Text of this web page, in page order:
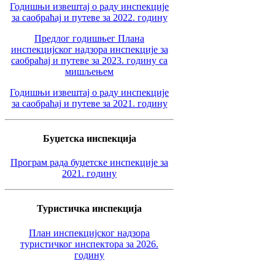
Годишњи извештај о раду инспекције
за саобраћај и путеве за 2022. годину
Предлог годишњег Плана
инспекцијског надзора инспекције за
саобраћај и путеве за 2023. годину са
мишљењем
Годишњи извештај о раду инспекције
за саобраћај и путеве за 2021. годину
Буџетска инспекција
Програм рада буџетске инспекције за
2021. годину
Туристичка инспекција
План инспекцијског надзора
туристичког инспектора за 2026.
годину